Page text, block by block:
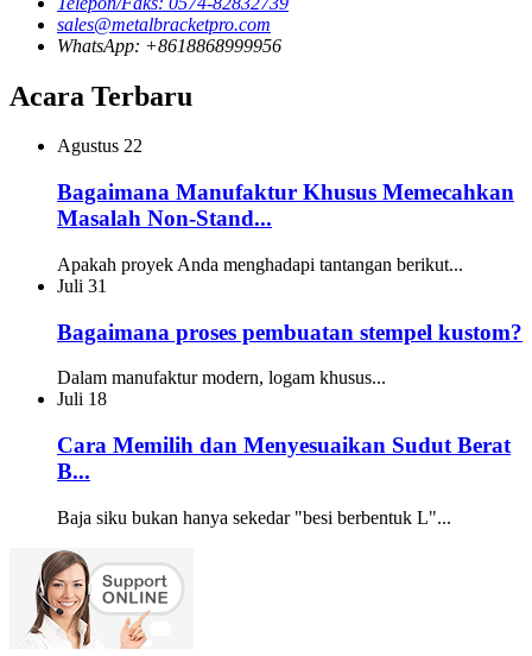
sales@metalbracketpro.com
WhatsApp: +8618868999956
Acara Terbaru
Agustus 22
Bagaimana Manufaktur Khusus Memecahkan
Masalah Non-Stand...
Apakah proyek Anda menghadapi tantangan berikut...
Juli 31
Bagaimana proses pembuatan stempel kustom?
Dalam manufaktur modern, logam khusus...
Juli 18
Cara Memilih dan Menyesuaikan Sudut Berat
B...
Baja siku bukan hanya sekedar "besi berbentuk L"...